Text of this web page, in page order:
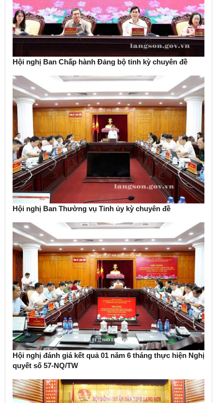
Hội nghị Ban Chấp hành Đảng bộ tỉnh kỳ chuyên đề
Hội nghị Ban Thường vụ Tỉnh ủy kỳ chuyên đề
Hội nghị đánh giá kết quả 01 năm 6 tháng thực hiện Nghị
quyết số 57-NQ/TW